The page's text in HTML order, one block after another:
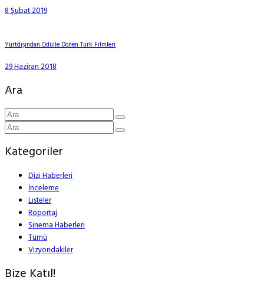
8 Şubat 2019
Yurtdışından Ödülle Dönen Türk Filmleri
29 Haziran 2018
Ara
Kategoriler
Dizi Haberleri
İnceleme
Listeler
Röportaj
Sinema Haberleri
Tümü
Vizyondakiler
Bize Katıl!